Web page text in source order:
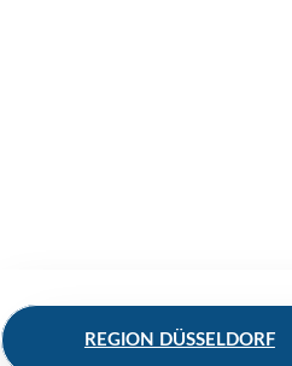
REGION BERGISCHES LAND
REGION DÜSSELDORF